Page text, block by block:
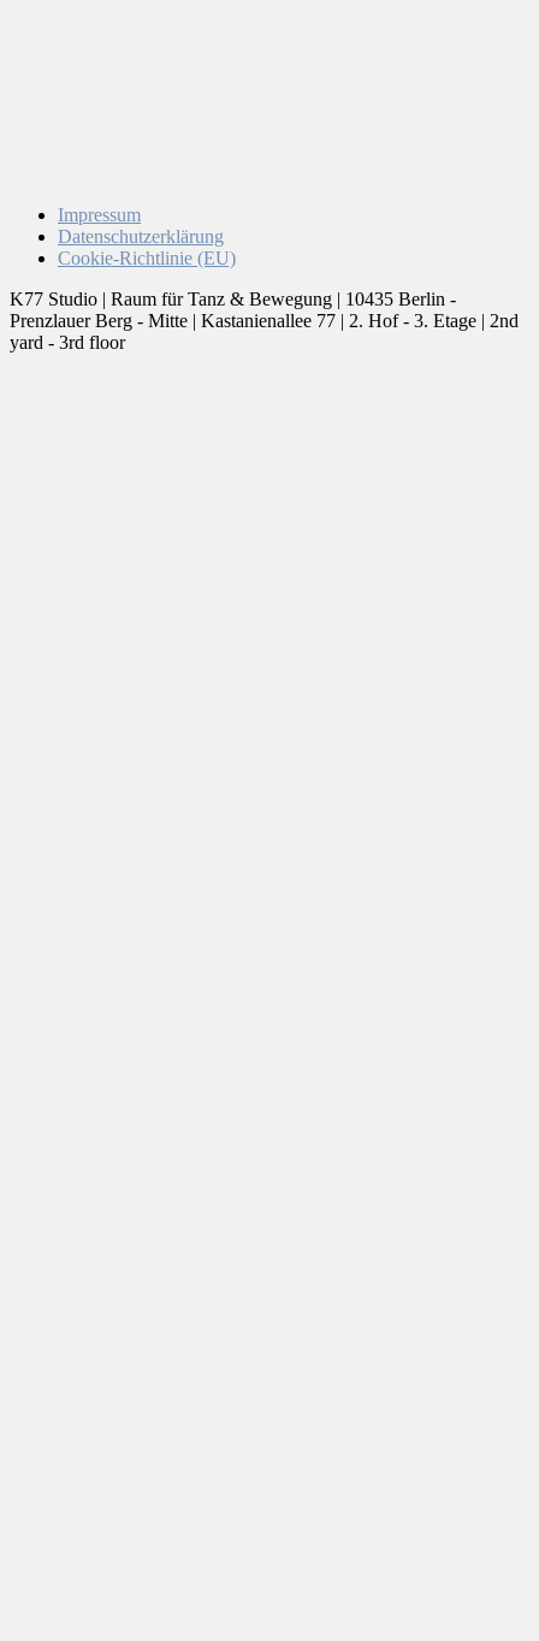
Impressum
Datenschutzerklärung
Cookie-Richtlinie (EU)
K77 Studio | Raum für Tanz & Bewegung | 10435 Berlin -
Prenzlauer Berg - Mitte | Kastanienallee 77 | 2. Hof - 3. Etage | 2nd
yard - 3rd floor